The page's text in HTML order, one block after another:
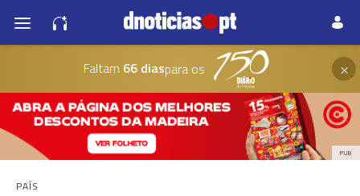
Faltam 66 diaspara os ×
PUB
PAÍS